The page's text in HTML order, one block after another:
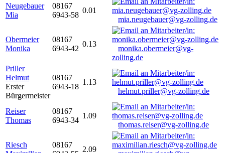
Neugebauer
Mia
08167
6943-58
0.01
mia.neugebauer@vg-zolling.de
Obermeier
Monika
08167
6943-42
0.13
monika.obermeier@vg-
zolling.de
Priller
Helmut
Erster
Bürgermeister
08167
6943-18
1.13
helmut.priller@vg-zolling.de
Reiser
Thomas
08167
6943-34
1.09
thomas.reiser@vg-zolling.de
Riesch
08167
2.09